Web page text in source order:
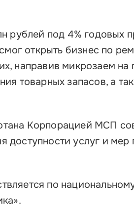
рублей под 4% годовых
открыть бизнес по
направив микрозаем на
товарных запасов, а
Корпорацией МСП
услуг и мер
по